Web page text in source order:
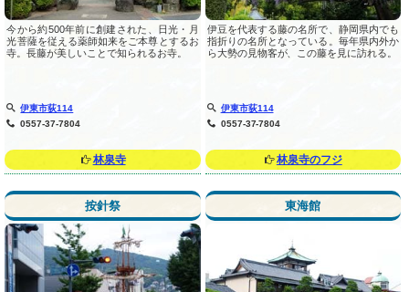
今から約500年前に創建された、日光・月
光菩薩を従える薬師如来をご本尊とするお
寺。長藤が美しいことで知られるお寺。
伊東市荻114
0557-37-7804
林泉寺
伊豆を代表する藤の名所で、静岡県内でも
指折りの名所となっている。毎年県内外か
ら大勢の見物客が、この藤を見に訪れる。
伊東市荻114
0557-37-7804
林泉寺のフジ
按針祭 東海館